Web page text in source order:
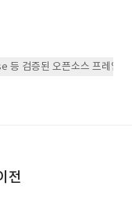
검증된 오픈소스 프레임워
전